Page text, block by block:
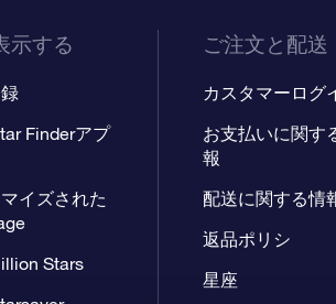
示する
Finderアプ
イズされた
Stars
ご注文と配送
カスタマーログ
お支払いに関す
報
配送に関する情
返品ポリシ
星座